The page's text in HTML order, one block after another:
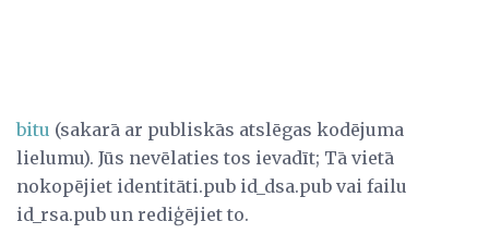
bitu (sakarā ar publiskās atslēgas kodējuma
lielumu). Jūs nevēlaties tos ievadīt; Tā vietā
nokopējiet identitāti.pub id_dsa.pub vai failu
id_rsa.pub un rediģējiet to.